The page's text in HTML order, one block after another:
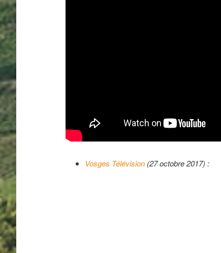
Vosges Télévision(27 octobre 2017) :